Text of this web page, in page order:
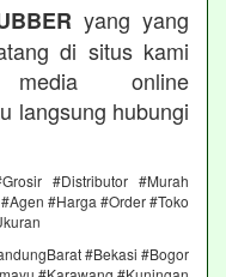
yang yang
di situs kami
online
langsung hubungi
#Distributor #Murah
#Harga #Order #Toko
#Bekasi #Bogor